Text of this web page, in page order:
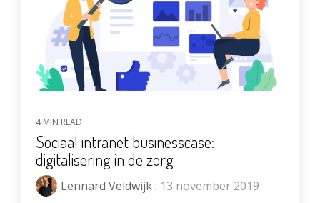
4 MIN READ
Sociaal intranet businesscase:
digitalisering in de zorg
Lennard Veldwijk: 13 november 2019